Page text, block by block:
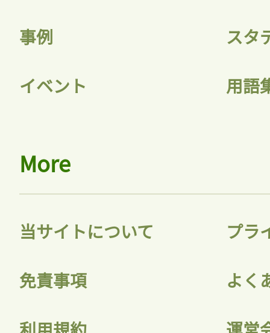
事例 スタ
イベント 用語
More
当サイトについて プラ
免責事項 よく